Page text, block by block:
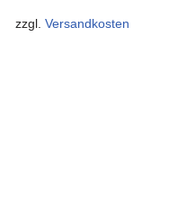
zzgl.Versandkosten